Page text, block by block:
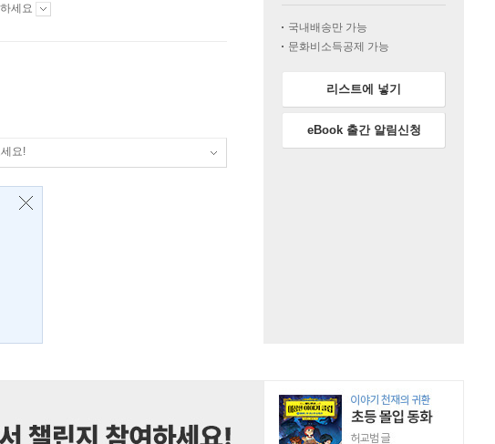
세요
요!
국내배송만 가능
문화비소득공제 가능
리스트에 넣기
eBook 출간 알림신청